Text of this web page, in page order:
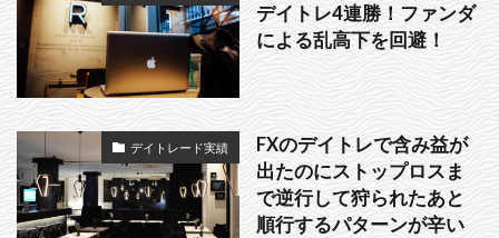
デイトレ4連勝！ファンダ
による乱高下を回避！
デイトレード実績
FXのデイトレで含み益が
出たのにストップロスま
で逆行して狩られたあと
順行するパターンが辛い